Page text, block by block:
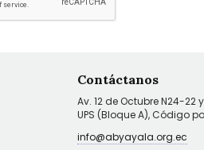
Contáctanos
Av. 12 de Octubre N24-22
UPS (Bloque A), Código
info@abyayala.org.ec